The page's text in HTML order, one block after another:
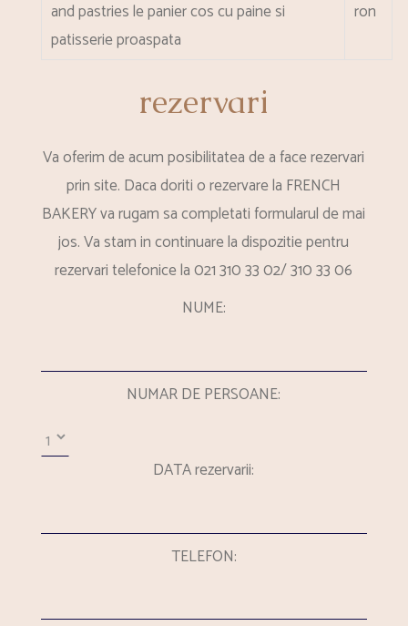
and pastriesle panier cos cu paine si
patisserie proaspata
ron
rezervari
Va oferim de acum posibilitatea de a face rezervari
prin site. Daca doriti o rezervare la FRENCH
BAKERY va rugam sa completati formularul de mai
jos. Va stam in continuare la dispozitie pentru
rezervari telefonice la 021 310 33 02/ 310 33 06
NUME:
NUMAR DE PERSOANE:
DATA rezervarii:
TELEFON: